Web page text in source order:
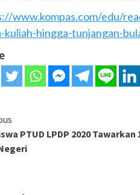
www.kompas.com/edu/
kuliah-hingga-tunjangan-
PTUD LPDP 2020